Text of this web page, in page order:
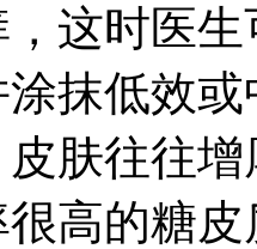
这时医
抹低效
肤往往
高的糖